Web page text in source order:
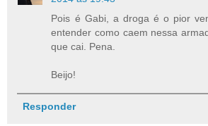
Pois é Gabi, a droga é o pior
entender como caem nessa
que cai. Pena.
Beijo!
Responder